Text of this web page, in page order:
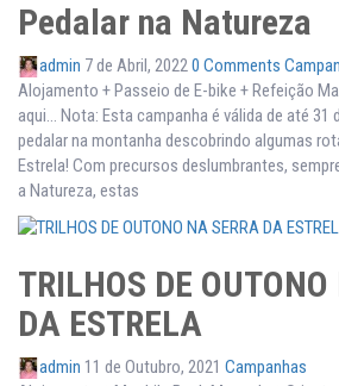
Pedalar na Natureza
admin 7 de Abril, 20220 Comments
Alojamento + Passeio de E-bike + Refeição
aqui… Nota: Esta campanha é válida de até 31
pedalar na montanha descobrindo algumas
Estrela! Com precursos deslumbrantes,
a Natureza, estas
TRILHOS DE
DA ESTRELA
admin 11 de Outubro, 2021 Campanhas